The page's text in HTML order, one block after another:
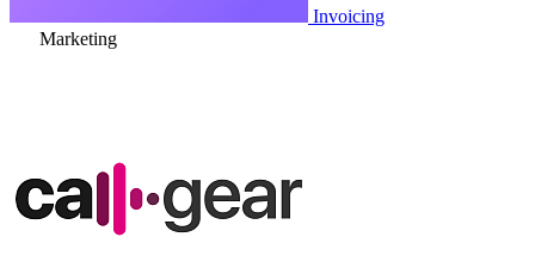
Invoicing
Marketing